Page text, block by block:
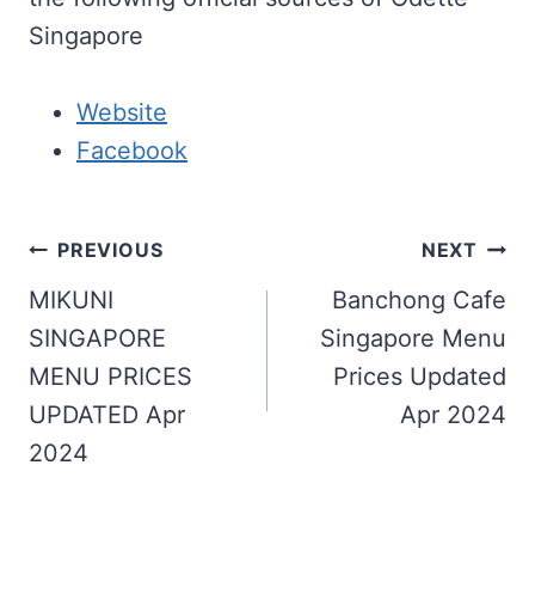
Singapore
Website
Facebook
Post
navigation
PREVIOUS
MIKUNI
SINGAPORE
MENU PRICES
UPDATED Apr
2024
NEXT
Banchong Cafe
Singapore Menu
Prices Updated
Apr 2024